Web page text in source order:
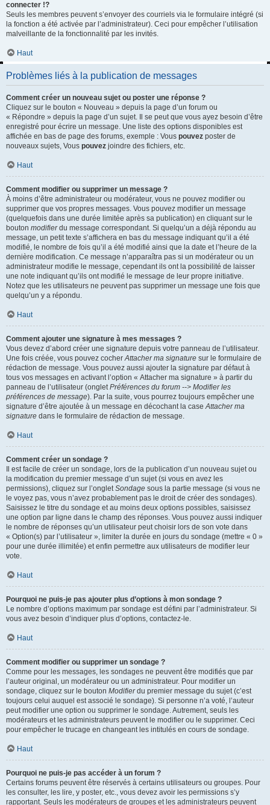
connecter !?
Seuls les membres peuvent s’envoyer des courriels via le formulaire intégré (si
la fonction a été activée par l’administrateur). Ceci pour empêcher l’utilisation
malveillante de la fonctionnalité par les invités.
Haut
Problèmes liés à la publication de messages
Comment créer un nouveau sujet ou poster une réponse ?
Cliquez sur le bouton « Nouveau » depuis la page d’un forum ou
« Répondre » depuis la page d’un sujet. Il se peut que vous ayez besoin d’être
enregistré pour écrire un message. Une liste des options disponibles est
affichée en bas de page des forums, exemple : Vous pouvez poster de
nouveaux sujets, Vous pouvez joindre des fichiers, etc.
Haut
Comment modifier ou supprimer un message ?
À moins d’être administrateur ou modérateur, vous ne pouvez modifier ou
supprimer que vos propres messages. Vous pouvez modifier un message
(quelquefois dans une durée limitée après sa publication) en cliquant sur le
bouton modifierdu message correspondant. Si quelqu’un a déjà répondu au
message, un petit texte s’affichera en bas du message indiquant qu’il a été
modifié, le nombre de fois qu’il a été modifié ainsi que la date et l’heure de la
dernière modification. Ce message n’apparaîtra pas si un modérateur ou un
administrateur modifie le message, cependant ils ont la possibilité de laisser
une note indiquant qu’ils ont modifié le message de leur propre initiative.
Notez que les utilisateurs ne peuvent pas supprimer un message une fois que
quelqu’un y a répondu.
Haut
Comment ajouter une signature à mes messages ?
Vous devez d’abord créer une signature depuis votre panneau de l’utilisateur.
Une fois créée, vous pouvez cocherAttacher ma signature sur le formulaire de
rédaction de message. Vous pouvez aussi ajouter la signature par défaut à
tous vos messages en activant l’option « Attacher ma signature » à partir du
panneau de l’utilisateur (ongletPréférences du forum --> Modifier les
préférences de message). Par la suite, vous pourrez toujours empêcher une
signature d’être ajoutée à un message en décochant la caseAttacher ma
signature dans le formulaire de rédaction de message.
Haut
Comment créer un sondage ?
Il est facile de créer un sondage, lors de la publication d’un nouveau sujet ou
la modification du premier message d’un sujet (si vous en avez les
permissions), cliquez sur l’ongletSondage sous la partie message (si vous ne
le voyez pas, vous n’avez probablement pas le droit de créer des sondages).
Saisissez le titre du sondage et au moins deux options possibles, saisissez
une option par ligne dans le champ des réponses. Vous pouvez aussi indiquer
le nombre de réponses qu’un utilisateur peut choisir lors de son vote dans
« Option(s) par l’utilisateur », limiter la durée en jours du sondage (mettre « 0 »
pour une durée illimitée) et enfin permettre aux utilisateurs de modifier leur
vote.
Haut
Pourquoi ne puis-je pas ajouter plus d’options à mon sondage ?
Le nombre d’options maximum par sondage est défini par l’administrateur. Si
vous avez besoin d’indiquer plus d’options, contactez-le.
Haut
Comment modifier ou supprimer un sondage ?
Comme pour les messages, les sondages ne peuvent être modifiés que par
l’auteur original, un modérateur ou un administrateur. Pour modifier un
sondage, cliquez sur le bouton Modifierdu premier message du sujet (c’est
toujours celui auquel est associé le sondage). Si personne n’a voté, l’auteur
peut modifier une option ou supprimer le sondage. Autrement, seuls les
modérateurs et les administrateurs peuvent le modifier ou le supprimer. Ceci
pour empêcher le trucage en changeant les intitulés en cours de sondage.
Haut
Pourquoi ne puis-je pas accéder à un forum ?
Certains forums peuvent être réservés à certains utilisateurs ou groupes. Pour
les consulter, les lire, y poster, etc., vous devez avoir les permissions s’y
rapportant. Seuls les modérateurs de groupes et les administrateurs peuvent